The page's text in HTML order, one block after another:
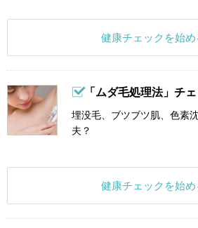
健康チェックを始め
「ムダ毛処理法」チェ
埋没毛、ブツブツ肌、色素
夫？
健康チェックを始め